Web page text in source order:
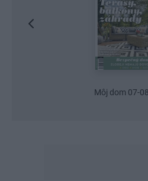
Môj dom 07-